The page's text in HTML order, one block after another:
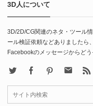
3D人について
3D/2D/CG関連のネタ・ツール
ール検証依頼などありましたら
Facebookのメッセージからどう
FacebookPinterest